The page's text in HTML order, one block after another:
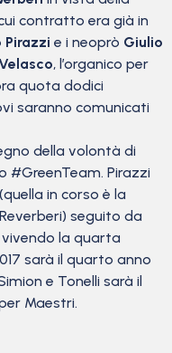
contratto era già in
Pirazzi e i neoprò Giulio
, l’organico per
quota dodici
saranno comunicati
della volontà di
#GreenTeam. Pirazzi
in corso è la
seguito da
la quarta
sarà il quarto anno
e Tonelli sarà il
Maestri.